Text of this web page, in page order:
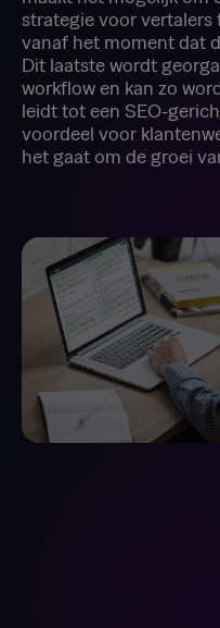
strategie voor vertalers
vanaf het moment dat
Dit laatste wordt
workflow en kan zo
leidt tot een SEO-
voordeel voor
het gaat om de groei